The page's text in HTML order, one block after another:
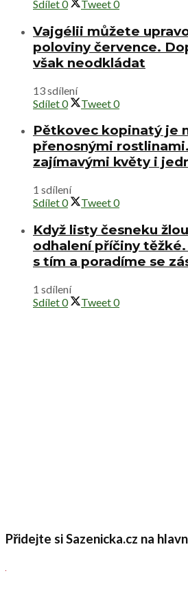
Sdílet0 Tweet0
Vajgélii můžete
poloviny července.
však neodkládat
13 sdílení
Sdílet0 Tweet0
Pětkovec kopinatý je
přenosnými
zajímavými květy i
1 sdílení
Sdílet0 Tweet0
Když listy česneku
odhalení příčiny
s tím a poradíme se
1 sdílení
Sdílet0 Tweet0
Přidejte si Sazenicka.cz na